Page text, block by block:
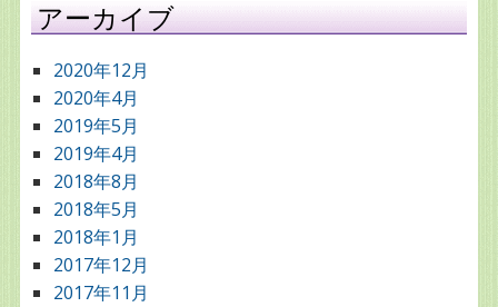
アーカイブ
2020年12月
2020年4月
2019年5月
2019年4月
2018年8月
2018年5月
2018年1月
2017年12月
2017年11月